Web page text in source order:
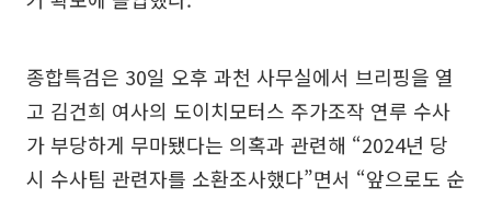
종합특검은 30일 오후 과천 사무실에서 브리핑을 열
고 김건희 여사의 도이치모터스 주가조작 연루 수사
가 부당하게 무마됐다는 의혹과 관련해 “2024년 당
시 수사팀 관련자를 소환조사했다”면서 “앞으로도 순